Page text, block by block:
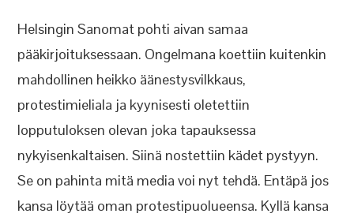
Helsingin Sanomat pohti aivan samaa
pääkirjoituksessaan. Ongelmana koettiin kuitenkin
mahdollinen heikko äänestysvilkkaus,
protestimieliala ja kyynisesti oletettiin
lopputuloksen olevan joka tapauksessa
nykyisenkaltaisen. Siinä nostettiin kädet pystyyn.
Se on pahinta mitä media voi nyt tehdä. Entäpä jos
kansa löytää oman protestipuolueensa. Kyllä kansa